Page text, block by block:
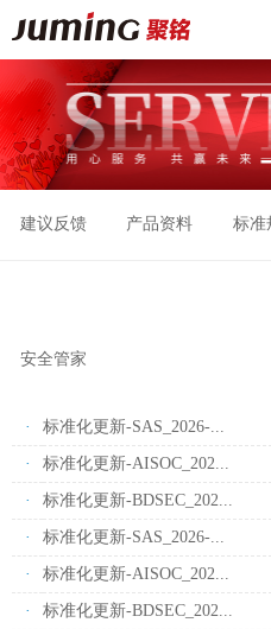
建议反馈 产品资料 标准
安全管家
· 标准化更新-SAS_2026-...
· 标准化更新-AISOC_202...
· 标准化更新-BDSEC_202...
· 标准化更新-SAS_2026-...
· 标准化更新-AISOC_202...
· 标准化更新-BDSEC_202...